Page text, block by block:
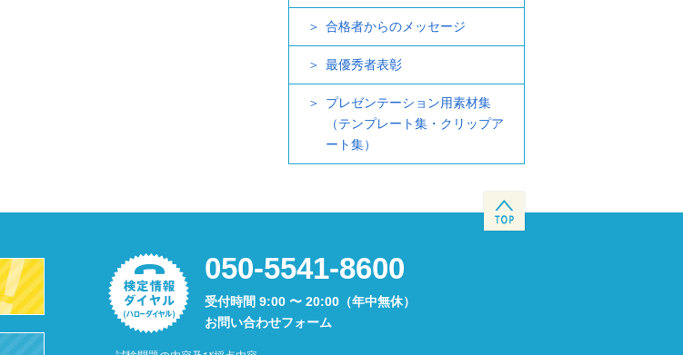
合格者からのメッセージ
最優秀者表彰
プレゼンテーション用素材集
（テンプレート集・クリップア
ート集）
050-5541-8600
受付時間 9:00 〜 20:00（年中無休）
お問い合わせフォーム